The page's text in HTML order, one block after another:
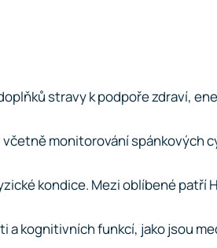
stravy k podpoře zdraví,
monitorování spánkových
kondice. Mezi oblíbené patří
a kognitivních funkcí, jako jsou